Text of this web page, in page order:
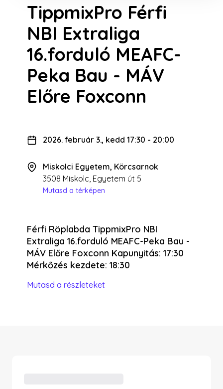
TippmixPro Férfi
NBI Extraliga
16.forduló MEAFC-
Peka Bau - MÁV
Előre Foxconn
2026. február 3., kedd 17:30 - 20:00
Miskolci Egyetem, Körcsarnok
3508 Miskolc, Egyetem út 5
Mutasd a térképen
Férfi Röplabda TippmixPro NBI
Extraliga 16.forduló MEAFC-Peka Bau -
MÁV Előre Foxconn Kapunyitás: 17:30
Mérkőzés kezdete: 18:30
Mutasd a részleteket